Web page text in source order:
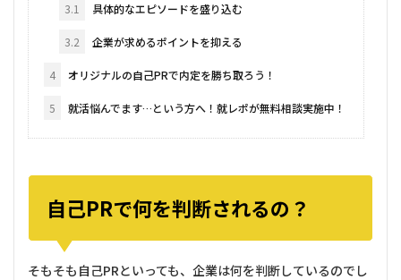
3.1 具体的なエピソードを盛り込む
3.2 企業が求めるポイントを抑える
4 オリジナルの自己PRで内定を勝ち取ろう！
5 就活悩んでます…という方へ！就レポが無料相談実施中！
自己PRで何を判断されるの？
そもそも自己PRといっても、企業は何を判断しているのでし